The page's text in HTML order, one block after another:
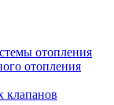
отопления
отопления
клапанов